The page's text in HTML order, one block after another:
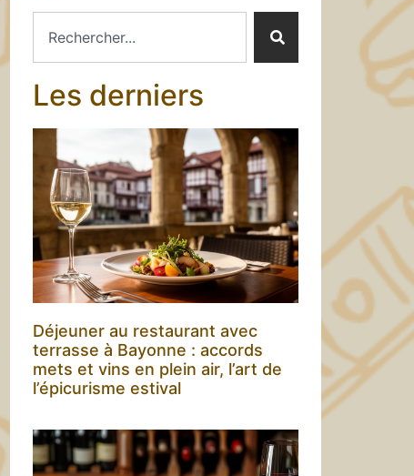
Les derniers
Déjeuner au restaurant avec
terrasse à Bayonne : accords
mets et vins en plein air, l’art de
l’épicurisme estival